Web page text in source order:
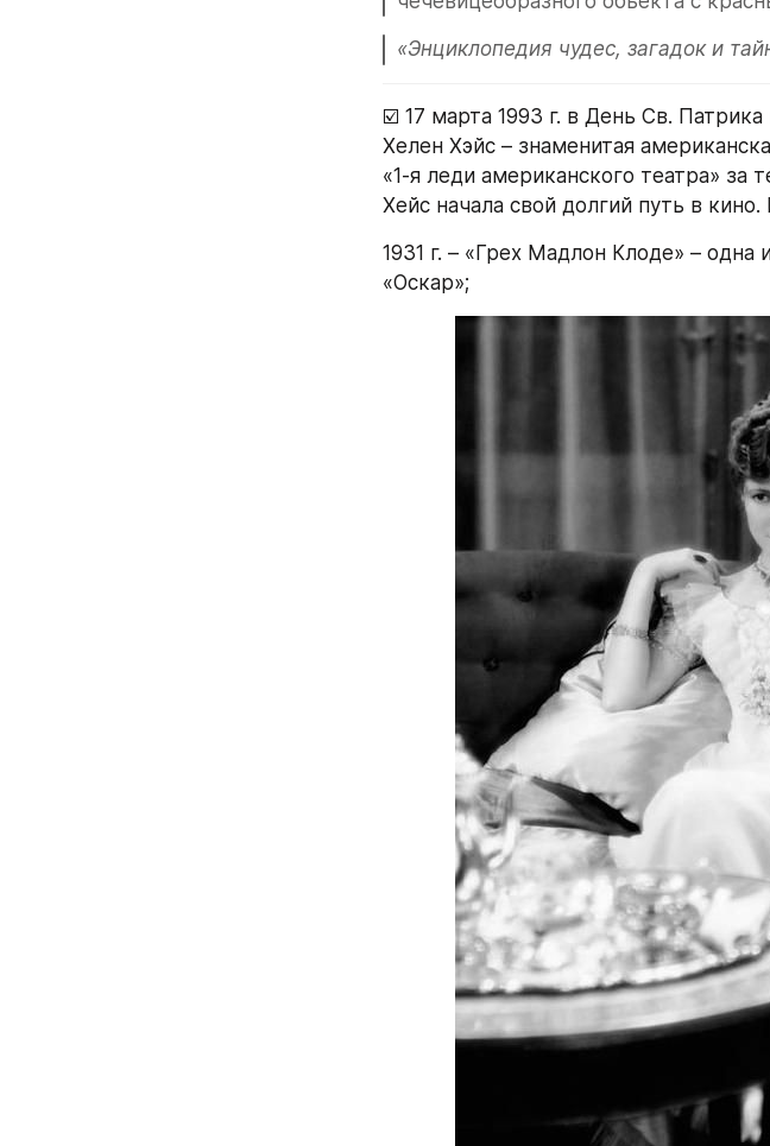
«Энциклопедия чудес, загадок и
☑️ 17 марта 1993 г. в День Св.
Хелен Хэйс – знаменитая
«1-я леди американского театра» за
Хейс начала свой долгий путь в
1931 г. – «Грех Мадлон Клоде» –
«Оскар»;